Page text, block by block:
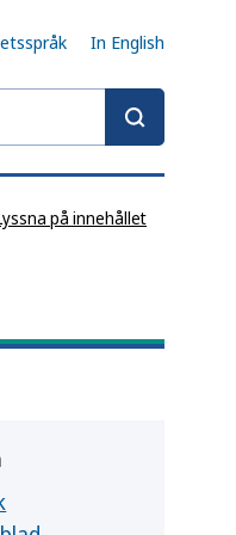
In English
på innehållet